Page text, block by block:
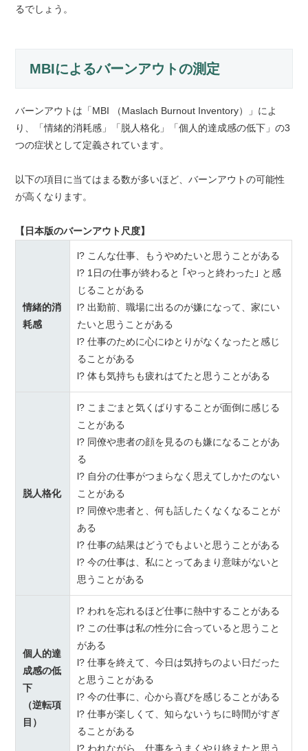
るでしょう。
MBIによるバーンアウトの測定
バーンアウトは「MBI （Maslach Burnout Inventory）」によ
り、「情緒的消耗感」「脱人格化」「個人的達成感の低下」の3
つの症状として定義されています。
以下の項目に当てはまる数が多いほど、バーンアウトの可能性
が高くなります。
【日本版のバーンアウト尺度】
情緒的消
耗感
l? こんな仕事、もうやめたいと思うことがある
l? 1日の仕事が終わると ｢やっと終わった｣ と感
じることがある
l? 出勤前、職場に出るのが嫌になって、家にい
たいと思うことがある
l? 仕事のために心にゆとりがなくなったと感じ
ることがある
l? 体も気持ちも疲れはてたと思うことがある
脱人格化
l? こまごまと気くばりすることが面倒に感じる
ことがある
l? 同僚や患者の顔を見るのも嫌になることがあ
る
l? 自分の仕事がつまらなく思えてしかたのない
ことがある
l? 同僚や患者と、何も話したくなくなることが
ある
l? 仕事の結果はどうでもよいと思うことがある
l? 今の仕事は、私にとってあまり意味がないと
思うことがある
個人的達
成感の低
下
（逆転項
目）
l? われを忘れるほど仕事に熱中することがある
l? この仕事は私の性分に合っていると思うこと
がある
l? 仕事を終えて、今日は気持ちのよい日だった
と思うことがある
l? 今の仕事に、心から喜びを感じることがある
l? 仕事が楽しくて、知らないうちに時間がすぎ
ることがある
l? われながら、仕事をうまくやり終えたと思う